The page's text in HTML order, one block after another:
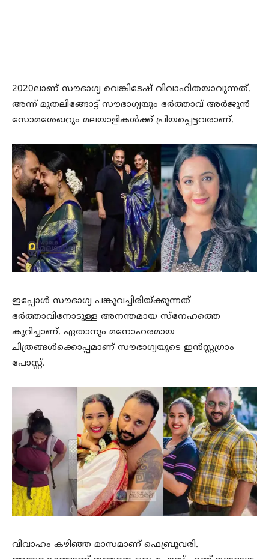
2020ലാണ് സൗഭാഗ്യ വെങ്കിടേഷ് വിവാഹിതയാവുന്നത്.
അന്ന് മുതലിങ്ങോട്ട് സൗഭാഗ്യയും ഭർത്താവ് അർജുൻ
സോമശേഖറും മലയാളികൾക്ക് പ്രിയപ്പെട്ടവരാണ്.
ഇപ്പോൾ സൗഭാഗ്യ പങ്കുവച്ചിരിയ്ക്കുന്നത്
ഭർത്താവിനോടുള്ള അനന്തമായ സ്നേഹത്തെ
കുറിച്ചാണ്. ഏതാനും മനോഹരമായ
ചിത്രങ്ങൾക്കൊപ്പമാണ് സൗഭാഗ്യയുടെ ഇൻസ്റ്റഗ്രാം
പോസ്റ്റ്.
വിവാഹം കഴിഞ്ഞ മാസമാണ് ഫെബ്രുവരി.